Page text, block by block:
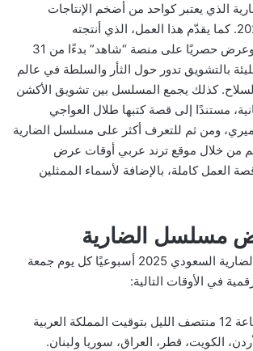
الذي يعتبر كواحد من أضخم الإنتاجات
الدرامية في عام 2025. كما يقدّم هذا العمل، الذي أنتجته
استوديوهات MBC وعرض حصريًا على منصة “شاهد” بدءًا من 31
رحلةً مليئة بالتشويق تدور حول الثأر والسلطة في عالم
كذلك يجمع المسلسل بين تشويق الأكشن
مستندًا إلى قصة كتبها طلال العواجي
ومن ثم للتعرف أكثر على مسلسل الضارية
من خلال موقع ترند عربي أوقات عرض
العمل كاملة، بالإضافة لأسماء الممثلين
مسلسل الضارية
يتم عرض مسلسل الضارية السعودي 2025 أسبوعيًا كل يوم جمعة
في الأوقات التالية:
في تمام الساعة 12 منتصف الليل بتوقيت المملكة العربية
الكويت، قطر، العراق، سوريا ولبنان.